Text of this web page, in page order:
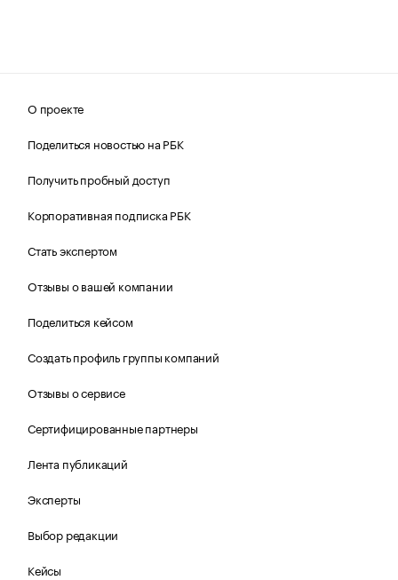
О проекте
Поделиться новостью на РБК
Получить пробный доступ
Корпоративная подписка РБК
Стать экспертом
Отзывы о вашей компании
Поделиться кейсом
Создать профиль группы компаний
Отзывы о сервисе
Сертифицированные партнеры
Лента публикаций
Эксперты
Выбор редакции
Кейсы